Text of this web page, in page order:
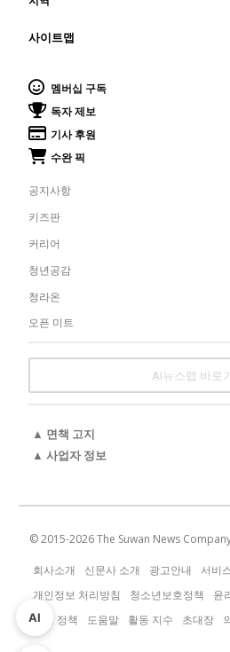
사이트맵
멤버십 구독
독자 제보
기사 후원
수완 픽
공지사항
키즈판
커리어
청년공감
청라온
오픈 미트
AI뉴스랩 바로
▲ 면책 고지
▲ 사업자 정보
© 2015-2026The Suwan News
회사소개 신문사 소개 광고안내
서비
개인정보 처리방침
청소년보호정책 윤
운영 정책
도움말 활동 지수 초대장
AI